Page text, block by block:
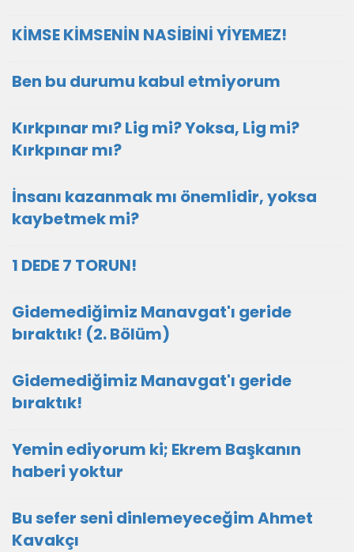
KİMSE KİMSENİN NASİBİNİ YİYEMEZ!
Ben bu durumu kabul etmiyorum
Kırkpınar mı? Lig mi? Yoksa, Lig mi?
Kırkpınar mı?
İnsanı kazanmak mı önemlidir, yoksa
kaybetmek mi?
1 DEDE 7 TORUN!
Gidemediğimiz Manavgat'ı geride
bıraktık! (2. Bölüm)
Gidemediğimiz Manavgat'ı geride
bıraktık!
Yemin ediyorum ki; Ekrem Başkanın
haberi yoktur
Bu sefer seni dinlemeyeceğim Ahmet
Kavakçı